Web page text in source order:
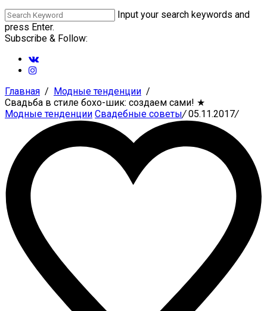
Input your search keywords and
press Enter.
Subscribe & Follow:
Главная
Модные тенденции
Свадьба в стиле бохо-шик: создаем сами! ★
Модные тенденции Свадебные советы/05.11.2017/